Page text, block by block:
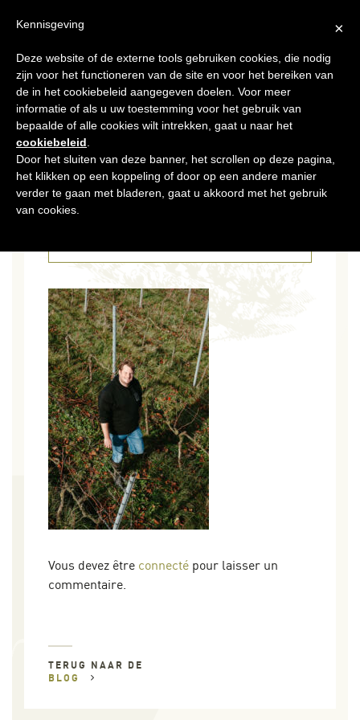
MENU
04 FEB 2026
_DSC3131
Vous devez être connecté pour laisser un
commentaire.
TERUG NAAR DE
BLOG
×
Kennisgeving
Deze website of de externe tools gebruiken cookies, die nodig
zijn voor het functioneren van de site en voor het bereiken van
de in het cookiebeleid aangegeven doelen. Voor meer
informatie of als u uw toestemming voor het gebruik van
bepaalde of alle cookies wilt intrekken, gaat u naar het
cookiebeleid
Door het sluiten van deze banner, het scrollen op deze pagina,
het klikken op een koppeling of door op een andere manier
verder te gaan met bladeren, gaat u akkoord met het gebruik
van cookies.